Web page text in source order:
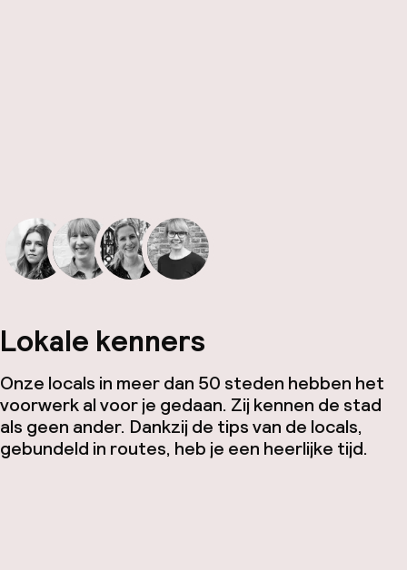
Lokale kenners
Onze locals in meer dan 50 steden hebben het
voorwerk al voor je gedaan. Zij kennen de stad
als geen ander. Dankzij de tips van de locals,
gebundeld in routes, heb je een heerlijke tijd.